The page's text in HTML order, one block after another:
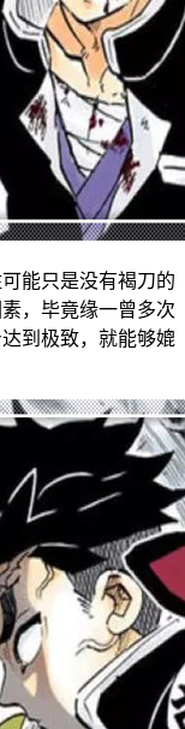
能只是没有褐刀的
，毕竟缘一曾多次
到极致，就能够媲